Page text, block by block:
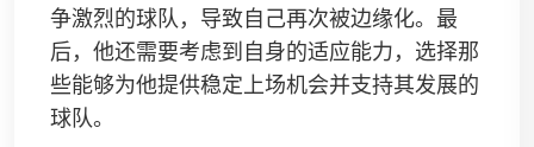
争激烈的球队，导致自己再次被边缘化。最
后，他还需要考虑到自身的适应能力，选择那
些能够为他提供稳定上场机会并支持其发展的
球队。